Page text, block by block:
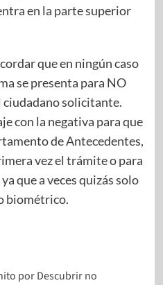
en la parte superior
que en ningún caso
se presenta para NO
solicitante.
con la negativa para que
de Antecedentes,
vez el trámite o para
que a veces quizás solo
biométrico.
por Descubrir no